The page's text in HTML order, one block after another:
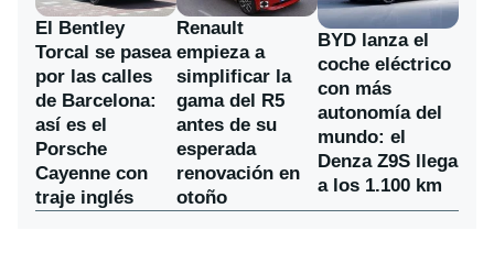
El Bentley
Torcal se pasea
por las calles
de Barcelona:
así es el
Porsche
Cayenne con
traje inglés
Renault
empieza a
simplificar la
gama del R5
antes de su
esperada
renovación en
otoño
BYD lanza el
coche eléctrico
con más
autonomía del
mundo: el
Denza Z9S llega
a los 1.100 km